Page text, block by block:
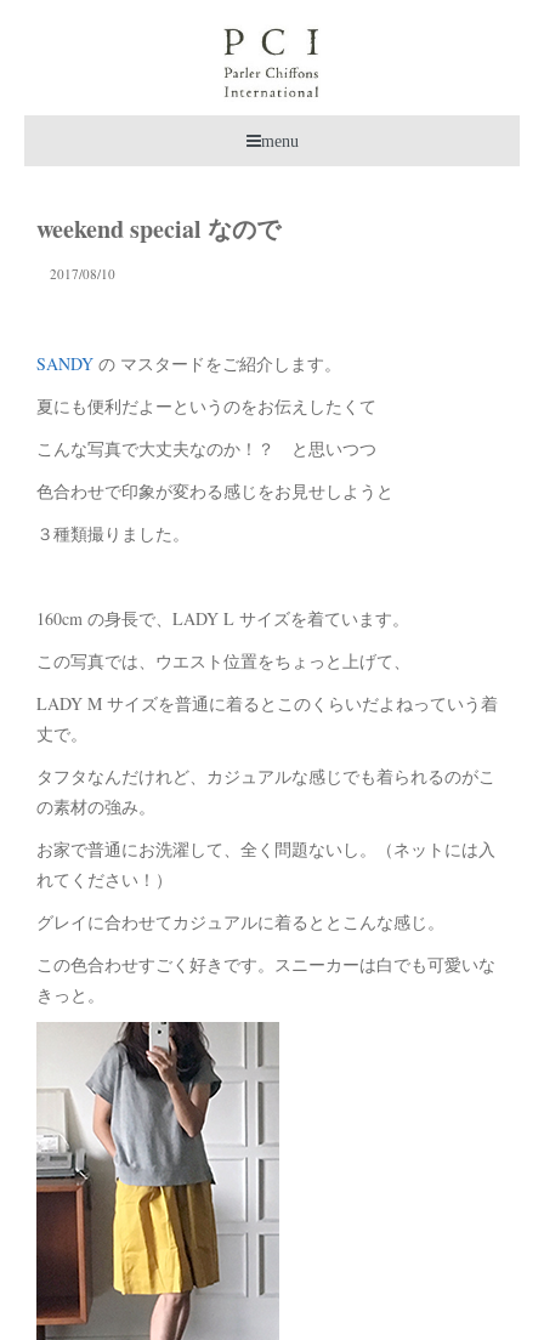
menu
weekend special なので
2017/08/10
SANDY の マスタードをご紹介します。
夏にも便利だよーというのをお伝えしたくて
こんな写真で大丈夫なのか！？ と思いつつ
色合わせで印象が変わる感じをお見せしようと
３種類撮りました。
160cm の身長で、LADY L サイズを着ています。
この写真では、ウエスト位置をちょっと上げて、
LADY M サイズを普通に着るとこのくらいだよねっていう着
丈で。
タフタなんだけれど、カジュアルな感じでも着られるのがこ
の素材の強み。
お家で普通にお洗濯して、全く問題ないし。（ネットには入
れてください！）
グレイに合わせてカジュアルに着るととこんな感じ。
この色合わせすごく好きです。スニーカーは白でも可愛いな
きっと。